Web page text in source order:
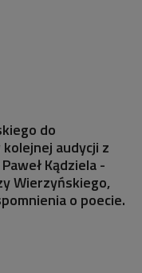
do
audycji z
Kądziela -
Wierzyńskiego,
o poecie.